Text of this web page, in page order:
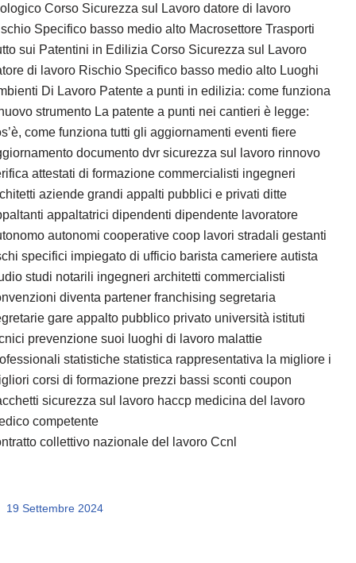
Corso Sicurezza sul Lavoro datore di lavoro
Specifico basso medio alto Macrosettore Trasporti
sui Patentini in Edilizia Corso Sicurezza sul Lavoro
di lavoro Rischio Specifico basso medio alto Luoghi
Di Lavoro Patente a punti in edilizia: come funziona
strumento La patente a punti nei cantieri è legge:
come funziona tutti gli aggiornamenti eventi fiere
documento dvr sicurezza sul lavoro rinnovo
attestati di formazione commercialisti ingegneri
aziende grandi appalti pubblici e privati ditte
appaltatrici dipendenti dipendente lavoratore
autonomi cooperative coop lavori stradali gestanti
specifici impiegato di ufficio barista cameriere autista
studi notarili ingegneri architetti commercialisti
diventa partener franchising segretaria
gare appalto pubblico privato università istituti
prevenzione suoi luoghi di lavoro malattie
statistiche statistica rappresentativa la migliore i
corsi di formazione prezzi bassi sconti coupon
sicurezza sul lavoro haccp medicina del lavoro
competente
collettivo nazionale del lavoro Ccnl
19 Settembre 2024